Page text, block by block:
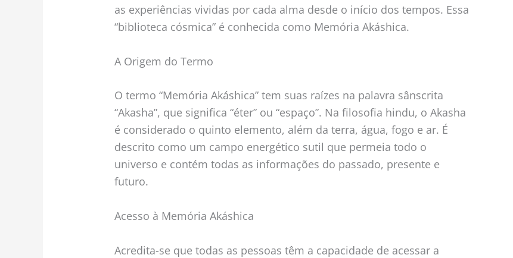
as experiências vividas por cada alma desde o início dos tempos. Essa
“biblioteca cósmica” é conhecida como Memória Akáshica.
A Origem do Termo
O termo “Memória Akáshica” tem suas raízes na palavra sânscrita
“Akasha”, que significa “éter” ou “espaço”. Na filosofia hindu, o Akasha
é considerado o quinto elemento, além da terra, água, fogo e ar. É
descrito como um campo energético sutil que permeia todo o
universo e contém todas as informações do passado, presente e
futuro.
Acesso à Memória Akáshica
Acredita-se que todas as pessoas têm a capacidade de acessar a